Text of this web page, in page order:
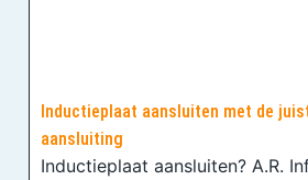
Inductieplaat aansluiten met de
aansluiting
Inductieplaat aansluiten? A.R.